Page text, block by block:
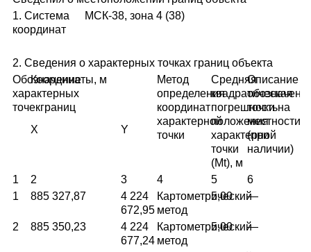
1. Система
координат
МСК-38, зона 4 (38)
2. Сведения о характерных точках границ объекта
Обозначение
характерных
точекграниц
Координаты, м
Метод
определения
координат
характерной
точки
Средняя
квадратическая
погрешность
положения
характерной
точки
(Mt), м
Описание
точки на
местности
(при
наличии)
X Y
1 2 3 4 5
6
1
885 327,87
4 224
672,95
Картометрический
метод
5,00 —
2 885 350,23
4 224
677,24
Картометрический
метод
5,00 —